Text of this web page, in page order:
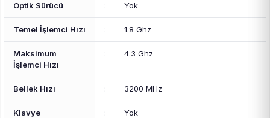
Optik Sürücü : Yok
Temel İşlemci Hızı : 1.8 Ghz
Maksimum
İşlemci Hızı
: 4.3 Ghz
Bellek Hızı : 3200 MHz
Klavye
: Yok